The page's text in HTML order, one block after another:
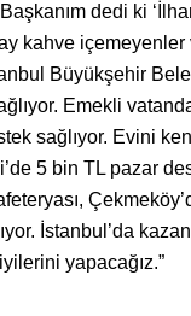
dedi ki
kahve içemeyenler
Büyükşehir
Emekli
sağlıyor. Evini
5 bin TL pazar
İstanbul’da
yapacağız.”